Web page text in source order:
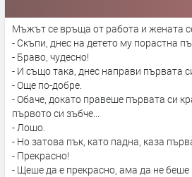
Мъжът се връща от работа и жената
- Скъпи, днес на детето му порастна
- Браво, чудесно!
- И също така, днес направи първата
- Още по-добре.
- Обаче, докато правеше първата си
първото си зъбче...
- Лошо.
- Но затова пък, като падна, каза
- Прекрасно!
- Щеше да е прекрасно, ама да не беше